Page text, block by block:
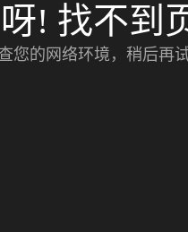
! 找不到
您的网络环境，稍后再